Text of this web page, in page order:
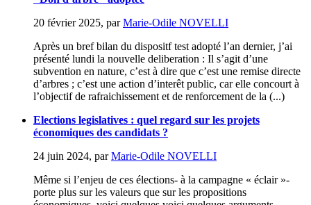
20 février 2025, parMarie-Odile NOVELLI
Après un bref bilan du dispositf test adopté l’an dernier, j’ai
présenté lundi la nouvelle deliberation : Il s’agit d’une
subvention en nature, c’est à dire que c’est une remise directe
d’arbres ; c’est une action d’interêt public, car elle concourt à
l’objectif de rafraichissement et de renforcement de la (...)
Elections legislatives : quel regard sur les projets
économiques des candidats ?
24 juin 2024, parMarie-Odile NOVELLI
Même si l’enjeu de ces élections- à la campagne « éclair »-
porte plus sur les valeurs que sur les propositions